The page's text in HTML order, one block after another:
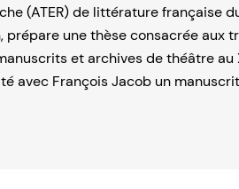
(ATER) de littérature française
prépare une thèse consacrée aux
et archives de théâtre au
avec François Jacob un